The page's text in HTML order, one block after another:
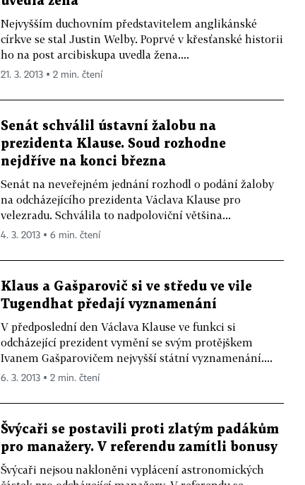
Nejvyšším duchovním představitelem anglikánské
církve se stal Justin Welby. Poprvé v křesťanské historii
ho na post arcibiskupa uvedla žena....
21. 3. 2013 ▪ 2 min. čtení
Senát schválil ústavní žalobu na
prezidenta Klause. Soud rozhodne
nejdříve na konci března
Senát na neveřejném jednání rozhodl o podání žaloby
na odcházejícího prezidenta Václava Klause pro
velezradu. Schválila to nadpoloviční většina...
4. 3. 2013 ▪ 6 min. čtení
Klaus a Gašparovič si ve středu ve vile
Tugendhat předají vyznamenání
V předposlední den Václava Klause ve funkci si
odcházející prezident vymění se svým protějškem
Ivanem Gašparovičem nejvyšší státní vyznamenání....
6. 3. 2013 ▪ 2 min. čtení
Švýcaři se postavili proti zlatým padákům
pro manažery. V referendu zamítli bonusy
Švýcaři nejsou nakloněni vyplácení astronomických